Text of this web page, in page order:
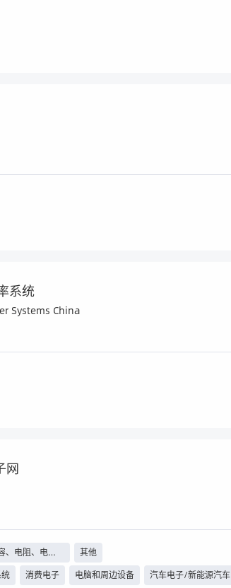
系统
Systems China
网
、电阻、电感
其他
消费电子 电脑和周边设备 汽车电子/新能源汽车